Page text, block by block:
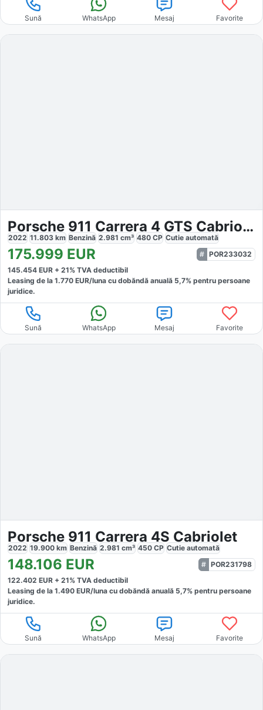
Sună WhatsApp Mesaj Favorite
Porsche 911 Carrera 4 GTS Cabriolet
2022 11.803 km Benzină 2.981 cm³ 480 CP Cutie automată
175.999 EUR
POR233032
145.454 EUR + 21% TVA deductibil
Leasing de la 1.770 EUR/luna cu dobăndă anuală 5,7% pentru persoane
juridice.
Sună WhatsApp Mesaj Favorite
Porsche 911 Carrera 4S Cabriolet
2022 19.900 km Benzină 2.981 cm³ 450 CP Cutie automată
148.106 EUR
POR231798
122.402 EUR + 21% TVA deductibil
Leasing de la 1.490 EUR/luna cu dobăndă anuală 5,7% pentru persoane
juridice.
Sună WhatsApp Mesaj Favorite